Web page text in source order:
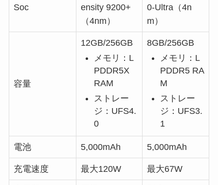
Soc
ensity 9200+
（4nm）
0-Ultra（4n
m）
容量
12GB/256GB
メモリ：L
PDDR5X
RAM
ストレー
ジ：UFS4.
0
8GB/256GB
メモリ：L
PDDR5 RA
M
ストレー
ジ：UFS3.
1
電池 5,000mAh 5,000mAh
充電速度 最大120W 最大67W